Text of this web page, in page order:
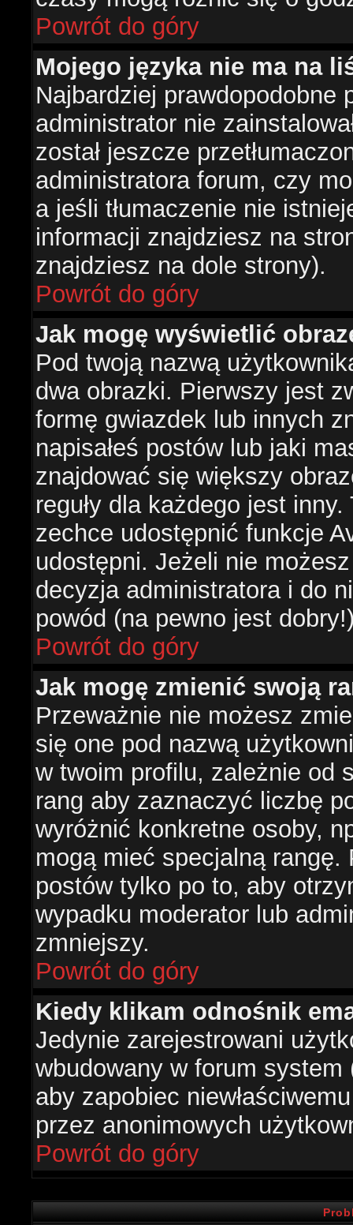
Powrót do góry
Mojego języka nie ma na
Najbardziej prawdopodobne
administrator nie
został jeszcze
administratora forum, czy
a jeśli tłumaczenie nie
informacji znajdziesz na
znajdziesz na dole strony).
Powrót do góry
Jak mogę wyświetlić
Pod twoją nazwą
dwa obrazki. Pierwszy jest
formę gwiazdek lub innych
napisałeś postów lub jaki
znajdować się większy
reguły dla każdego jest
zechce udostępnić funkcje
udostępni. Jeżeli nie
decyzja administratora i do
powód (na pewno jest
Powrót do góry
Jak mogę zmienić swoją
Przeważnie nie możesz
się one pod nazwą
w twoim profilu, zależnie od
rang aby zaznaczyć liczbę
wyróżnić konkretne osoby,
mogą mieć specjalną
postów tylko po to, aby
wypadku moderator lub
zmniejszy.
Powrót do góry
Kiedy klikam odnośnik
Jedynie zarejestrowani
wbudowany w forum system
aby zapobiec
przez anonimowych
Powrót do góry